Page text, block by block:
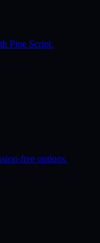
Pine Script.
free options.